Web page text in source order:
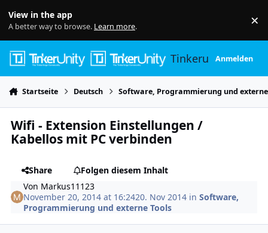
View in the app
A better way to browse. Learn more. ×
TinkerunityAnmelden
Startseite Deutsch Software, Programmierung und
Wifi - Extension Einstellungen /
Kabellos mit PC verbinden
Share
Folgen diesem Inhalt
Von Markus11123
November 20, 2014 at 16:2420. Nov 2014 inSoftware,
Programmierung und externe Tools